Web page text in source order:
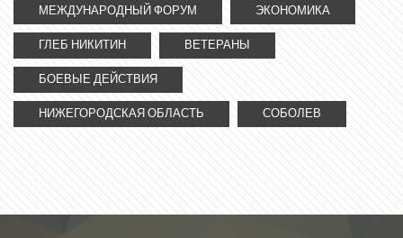
МЕЖДУНАРОДНЫЙ ФОРУМ ЭКОНОМИКА
ГЛЕБ НИКИТИН ВЕТЕРАНЫ
БОЕВЫЕ ДЕЙСТВИЯ
НИЖЕГОРОДСКАЯ ОБЛАСТЬ СОБОЛЕВ